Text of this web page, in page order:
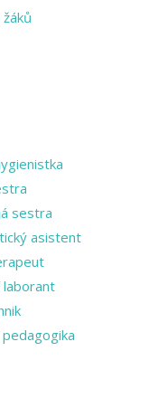
sestra
asistent
laborant
pedagogika